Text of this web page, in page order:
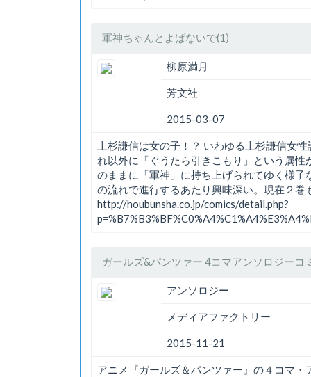
軍神ちゃんとよばないで(1)
柳原満月
芳文社
2015-03-07
上杉謙信は女の子！？ いわゆる上杉謙信女
れ以外に「ぐうたら引きこもり」という属
のままに「軍神」に持ち上げられてゆく様
の流れで進行するあたり興味深い。現在２
http://houbunsha.co.jp/comics/detail.php?
ガールズ&パンツァー 4コマアンソロジーコ
アンソロジー
メディアファクトリー
2015-11-21
アニメ『ガールズ＆パンツァー』の４コマ